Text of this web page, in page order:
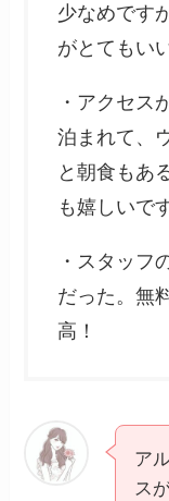
少なめです
がとてもい
・アクセス
泊まれて、
と朝食もあ
も嬉しいで
・スタッフ
だった。無
高！
ア
ス